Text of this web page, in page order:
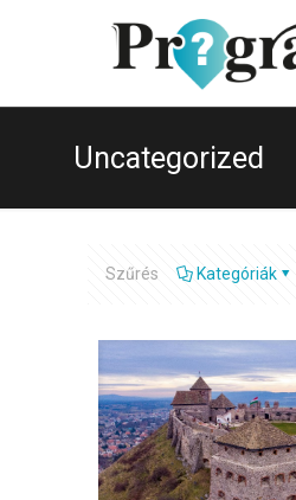
Uncategorized
Szűrés Kategóriák